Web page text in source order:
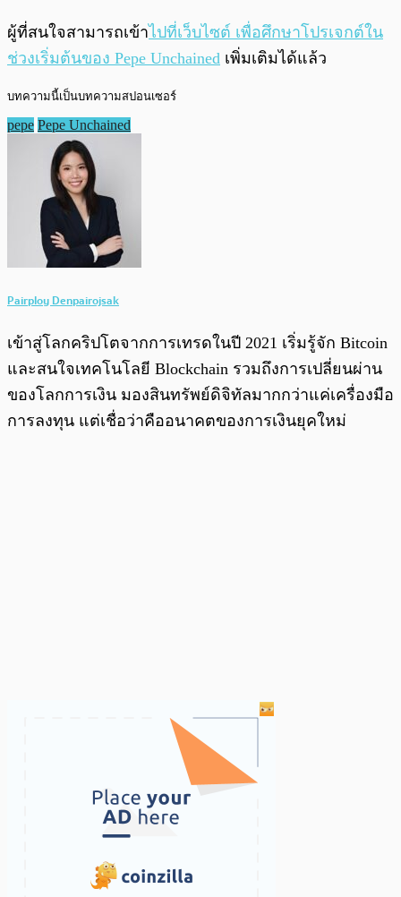
ผู้ที่สนใจสามารถเข้าไปที่เว็บไซต์ เพื่อศึกษาโปรเจกต์ใน
ช่วงเริ่มต้นของ Pepe Unchained เพิ่มเติมได้แล้ว
บทความนี้เป็นบทความสปอนเซอร์
pepe Pepe Unchained
Pairploy Denpairojsak
เข้าสู่โลกคริปโตจากการเทรดในปี 2021 เริ่มรู้จัก Bitcoin
และสนใจเทคโนโลยี Blockchain รวมถึงการเปลี่ยนผ่าน
ของโลกการเงิน มองสินทรัพย์ดิจิทัลมากกว่าแค่เครื่องมือ
การลงทุน แต่เชื่อว่าคืออนาคตของการเงินยุคใหม่